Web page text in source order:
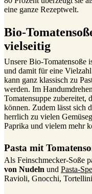
eine ganze Rezeptwelt.
Bio-
vielseitig
Unsere Bio-Tomatensoße
und damit für eine
kann ganz klassisch zu
werden. Im
Tomatensuppe zubereitet,
können. Zudem lässt sich
herrlich zu vielen
Paprika und vielem mehr
Pasta mit
Als Feinschmecker-Soße
von Nudeln und Pasta-
Ravioli, Gnocchi,